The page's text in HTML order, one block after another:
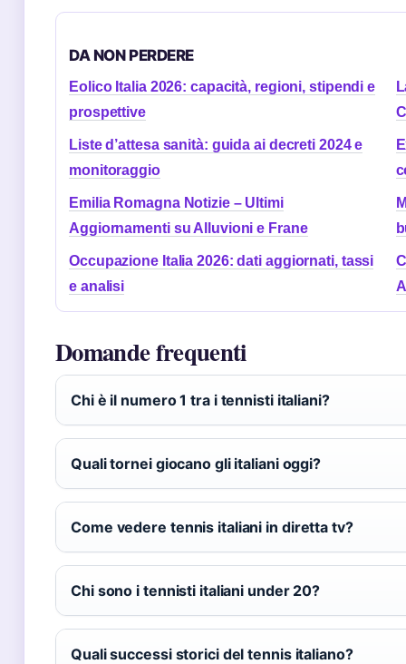
DA NON PERDERE
Eolico Italia 2026: capacità, regioni, stipendi e
prospettive
Liste d’attesa sanità: guida ai decreti 2024 e
monitoraggio
Emilia Romagna Notizie – Ultimi
Aggiornamenti su Alluvioni e Frane
Occupazione Italia 2026: dati aggiornati, tassi
e analisi
Domande frequenti
Chi è il numero 1 tra i tennisti italiani?
Quali tornei giocano gli italiani oggi?
Come vedere tennis italiani in diretta tv?
Chi sono i tennisti italiani under 20?
Quali successi storici del tennis italiano?